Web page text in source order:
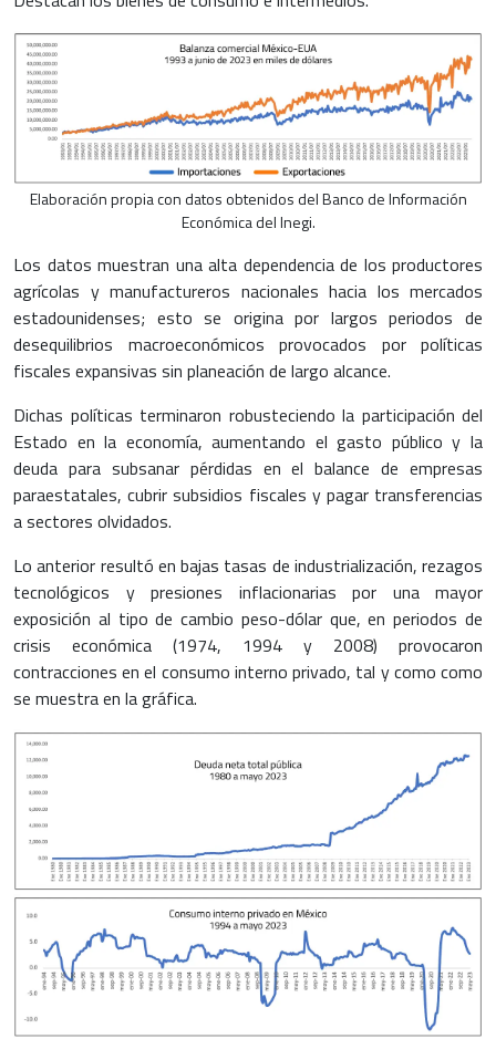
Elaboración propia con datos obtenidos del Banco de Información
Económica del Inegi.
Los datos muestran una alta dependencia de los productores
agrícolas y manufactureros nacionales hacia los mercados
estadounidenses; esto se origina por largos periodos de
desequilibrios macroeconómicos provocados por políticas
fiscales expansivas sin planeación de largo alcance.
Dichas políticas terminaron robusteciendo la participación del
Estado en la economía, aumentando el gasto público y la
deuda para subsanar pérdidas en el balance de empresas
paraestatales, cubrir subsidios fiscales y pagar transferencias
a sectores olvidados.
Lo anterior resultó en bajas tasas de industrialización, rezagos
tecnológicos y presiones inflacionarias por una mayor
exposición al tipo de cambio peso-dólar que, en periodos de
crisis económica (1974, 1994 y 2008) provocaron
contracciones en el consumo interno privado, tal y como como
se muestra en la gráfica.